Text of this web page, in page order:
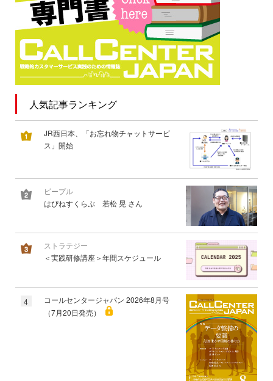
人気記事ランキング
JR西日本、「お忘れ物チャットサービ
ス」開始
ピープル
はぴねすくらぶ 若松 晃 さん
ストラテジー
＜実践研修講座＞年間スケジュール
4
コールセンタージャパン 2026年8月号
（7月20日発売）